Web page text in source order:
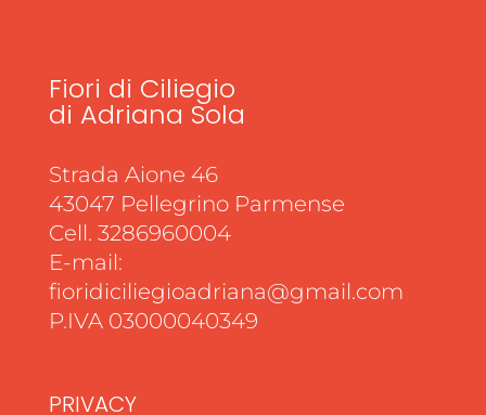
Fiori di Ciliegio
di Adriana Sola
Strada Aione 46
43047 Pellegrino Parmense
Cell. 3286960004
E-mail:
fioridiciliegioadriana@gmail.com
P.IVA 03000040349
PRIVACY